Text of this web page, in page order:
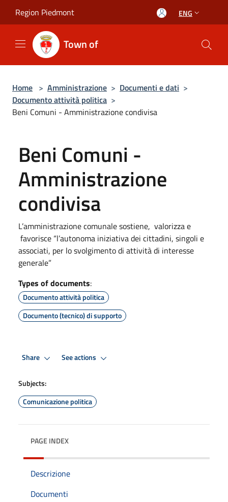
Region Piedmont ENG
Town of
Home > Amministrazione > Documenti e dati >
Documento attività politica >
Beni Comuni - Amministrazione condivisa
Beni Comuni -
Amministrazione
condivisa
L’amministrazione comunale sostiene, valorizza e
favorisce “l’autonoma iniziativa dei cittadini, singoli e
associati, per lo svolgimento di attività di interesse
generale”
Types of documents:
Documento attività politica
Documento (tecnico) di supporto
Share See actions
Subjects:
Comunicazione politica
PAGE INDEX
Descrizione
Documenti